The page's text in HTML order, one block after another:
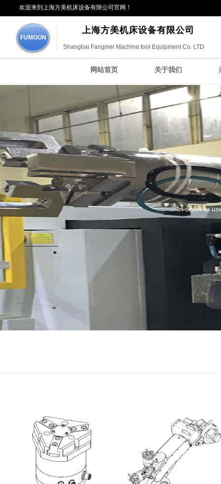
欢迎来到上海方美机床设备有限公司官网！
FUMOON
上海方美机床设备有限公司
Shanghai Fangmei Machine tool Equipment Co. LTD
网站首页 关于我们
In order to